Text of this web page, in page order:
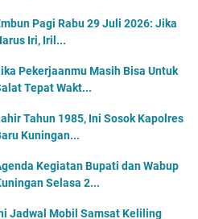
Pagi Rabu 29 Juli 2026: Jika
Iri, Iril...
Pekerjaanmu Masih Bisa Untuk
Tepat Wakt...
Tahun 1985, Ini Sosok Kapolres
Kuningan...
Kegiatan Bupati dan Wabup
Selasa 2...
Jadwal Mobil Samsat Keliling